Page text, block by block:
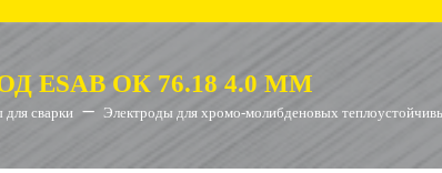
ESAB ОК 76.18 4.0 ММ
сварки Электроды для хромо-молибденовых